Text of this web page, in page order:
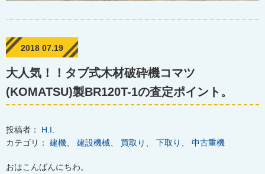
2018 07.19
大人気！！タブ式木材破砕機コマツ
(KOMATSU)製BR120T-1の査定ポイント。
投稿者： H.I.
カテゴリ： 建機 建設機械 買取り 下取り 中古重機
おはこんばんにちわ。